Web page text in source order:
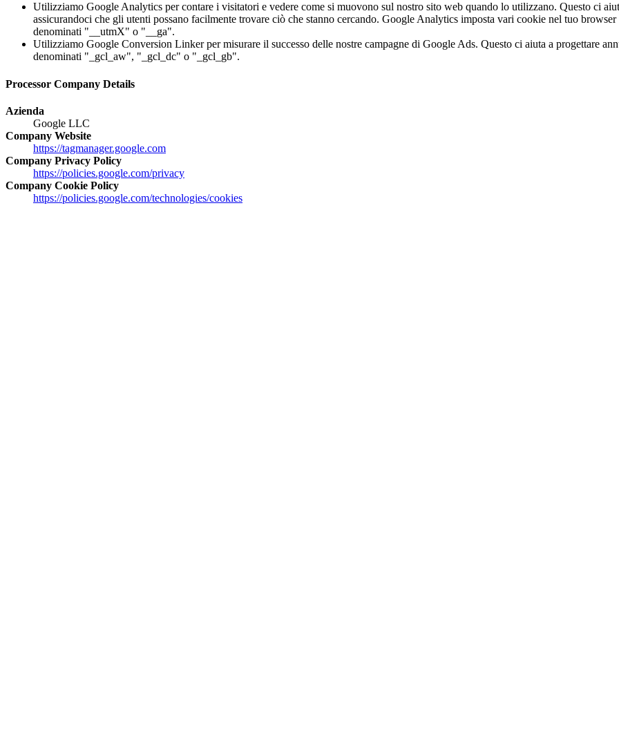
Utilizziamo Google Analytics per contare i visitatori e vedere come si muovono sul nostro sito web quando lo utilizzano. Questo ci
assicurandoci che gli utenti possano facilmente trovare ciò che stanno cercando. Google Analytics imposta vari cookie nel tuo
denominati "__utmX" o "__ga".
Utilizziamo Google Conversion Linker per misurare il successo delle nostre campagne di Google Ads. Questo ci aiuta a progettare
denominati "_gcl_aw", "_gcl_dc" o "_gcl_gb".
Processor Company Details
Azienda
Google LLC
Company Website
https://tagmanager.google.com
Company Privacy Policy
https://policies.google.com/privacy
Company Cookie Policy
https://policies.google.com/technologies/cookies